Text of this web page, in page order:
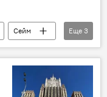
Сейм
Еще 3